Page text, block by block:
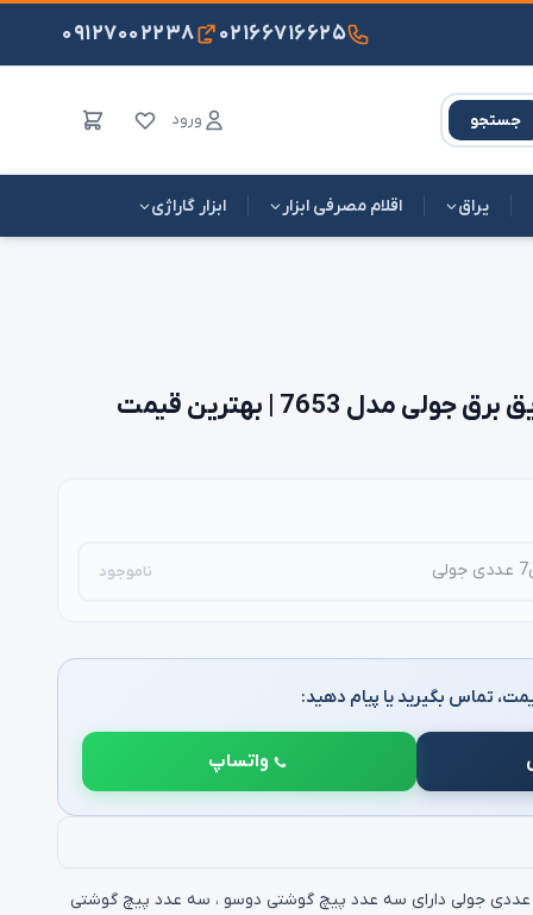
۰۲۱۶۶۷۱۶۶۲۵ ۰۹۱۲۷۰۰۲۲۳۸
جستجو ورود
یراق اقلام مصرفی ابزار ابزار گاراژی
ناموجود
تماس بگیرید یا پیام دهید:
واتساپ
مجموعه پیچ گوشتی عابق برق 7 عددی جولی دارای سه عدد پیچ گوشتی دوسو ، سه عدد پیچ گوشتی